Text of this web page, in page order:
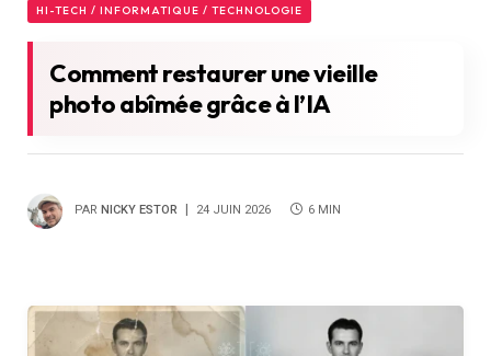
HI-TECH / INFORMATIQUE / TECHNOLOGIE
Comment restaurer une vieille
photo abîmée grâce à l’IA
PAR NICKY ESTOR 24 JUIN 2026 6 MIN